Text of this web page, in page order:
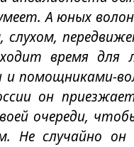
А юных
время
и помощниками-
он
очереди,
случайно он